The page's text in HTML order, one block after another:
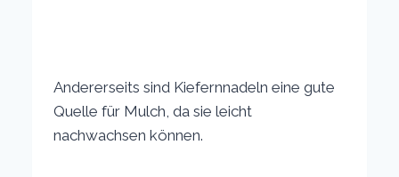
Andererseits sind Kiefernnadeln eine gute
Quelle für Mulch, da sie leicht
nachwachsen können.